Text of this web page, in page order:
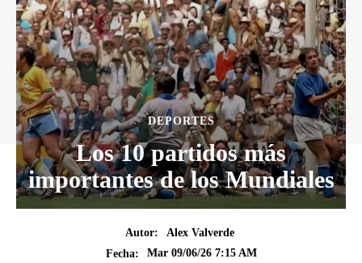
DEPORTES
Los 10 partidos más
importantes de los Mundiales
Autor:
Alex Valverde
Fecha:
Mar 09/06/26 7:15 AM